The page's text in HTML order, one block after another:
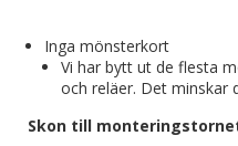
Inga mönsterkort
Vi har bytt ut de flesta
och reläer. Det minskar
Skon till